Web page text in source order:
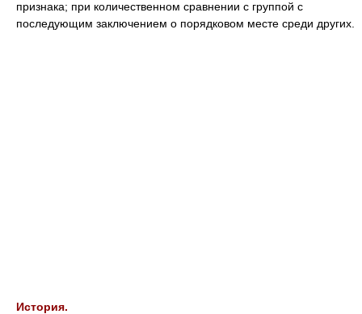
признака; при количественном сравнении с группой с
последующим заключением о порядковом месте среди других.
История.